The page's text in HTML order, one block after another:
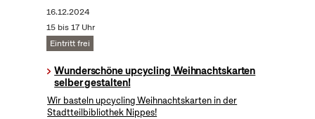
16.12.2024
15 bis 17 Uhr
Eintritt frei
Wunderschöne upcycling Weihnachtskarten
selber gestalten!
Wir basteln upcycling Weihnachtskarten in der
Stadtteilbibliothek Nippes!